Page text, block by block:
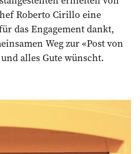
Roberto Cirillo eine
das Engagement dankt,
Weg zur «Post von
alles Gute wünscht.